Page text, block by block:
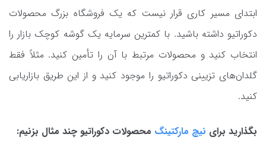
ابتدای مسیر کاری قرار نیست که یک فروشگاه بزرگ محصولات
دکوراتیو داشته باشید. با کمترین سرمایه یک گوشه کوچک بازار را
انتخاب کنید و محصولات مرتبط با آن را تأمین کنید. مثلاً فقط
گلدان‌های تزیینی دکوراتیو را موجود کنید و از این طریق بازاریابی
کنید.
بگذارید برای نیچ مارکتینگ محصولات دکوراتیو چند مثال بزنیم: